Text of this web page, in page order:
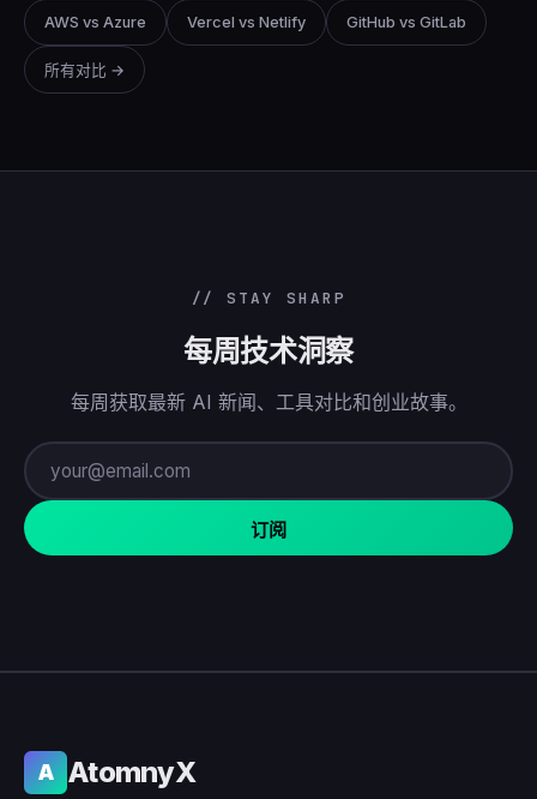
AWS vs Azure Vercel vs Netlify GitHub vs GitLab
所有对比 →
// STAY SHARP
每周技术洞察
每周获取最新 AI 新闻、工具对比和创业故事。
订阅
A AtomnyX